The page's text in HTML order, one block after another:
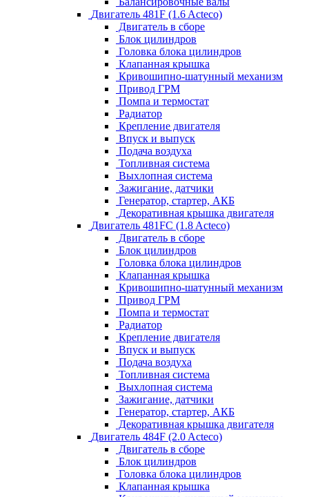
Двигатель 481F (1.6 Acteco)
Двигатель в сборе
Блок цилиндров
Головка блока цилиндров
Клапанная крышка
Кривошипно-шатунный механизм
Привод ГРМ
Помпа и термостат
Радиатор
Крепление двигателя
Впуск и выпуск
Подача воздуха
Топливная система
Выхлопная система
Зажигание, датчики
Генератор, стартер, АКБ
Декоративная крышка двигателя
Двигатель 481FC (1.8 Acteco)
Двигатель в сборе
Блок цилиндров
Головка блока цилиндров
Клапанная крышка
Кривошипно-шатунный механизм
Привод ГРМ
Помпа и термостат
Радиатор
Крепление двигателя
Впуск и выпуск
Подача воздуха
Топливная система
Выхлопная система
Зажигание, датчики
Генератор, стартер, АКБ
Декоративная крышка двигателя
Двигатель 484F (2.0 Acteco)
Двигатель в сборе
Блок цилиндров
Головка блока цилиндров
Клапанная крышка